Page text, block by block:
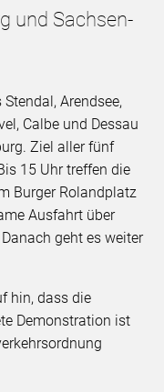
und Sachsen-
Arendsee,
Calbe und Dessau
Ziel aller fünf
15 Uhr treffen die
Burger Rolandplatz
Ausfahrt über
geht es weiter
hin, dass die
Demonstration ist